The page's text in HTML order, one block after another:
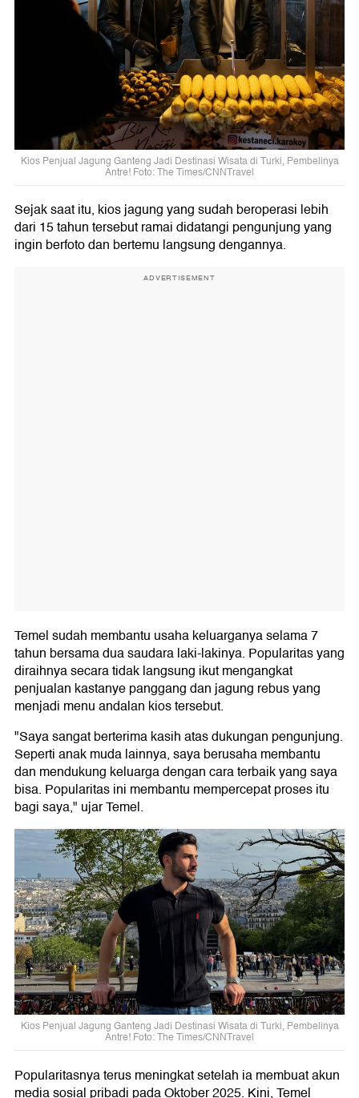
Kios Penjual Jagung Ganteng Jadi Destinasi Wisata di Turki, Pembelinya
Antre! Foto: The Times/CNNTravel
Sejak saat itu, kios jagung yang sudah beroperasi lebih
dari 15 tahun tersebut ramai didatangi pengunjung yang
ingin berfoto dan bertemu langsung dengannya.
ADVERTISEMENT
Temel sudah membantu usaha keluarganya selama 7
tahun bersama dua saudara laki-lakinya. Popularitas yang
diraihnya secara tidak langsung ikut mengangkat
penjualan kastanye panggang dan jagung rebus yang
menjadi menu andalan kios tersebut.
"Saya sangat berterima kasih atas dukungan pengunjung.
Seperti anak muda lainnya, saya berusaha membantu
dan mendukung keluarga dengan cara terbaik yang saya
bisa. Popularitas ini membantu mempercepat proses itu
bagi saya," ujar Temel.
Kios Penjual Jagung Ganteng Jadi Destinasi Wisata di Turki, Pembelinya
Antre! Foto: The Times/CNNTravel
Popularitasnya terus meningkat setelah ia membuat akun
media sosial pribadi pada Oktober 2025. Kini, Temel